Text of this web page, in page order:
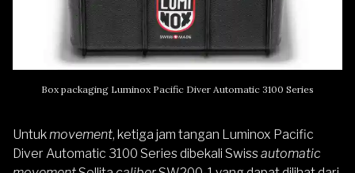
Box packaging Luminox Pacific Diver Automatic 3100 Series
Untukmovement, ketiga jam tangan Luminox Pacific
Diver Automatic 3100 Series dibekali Swissautomatic